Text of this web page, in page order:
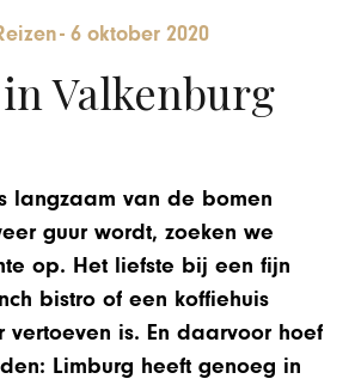
-6 oktober 2020
Valkenburg
langzaam van de bomen
guur wordt, zoeken we
op. Het liefste bij een fijn
bistro of een koffiehuis
vertoeven is. En daarvoor hoef
Limburg heeft genoeg in